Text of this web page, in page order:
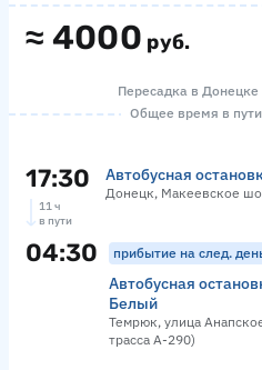
≈ 4000 руб.
Пересадка в Донецке
Общее время в
17:30 Автобусная
Донецк, Макеевское
11 ч
в пути
04:30 прибытие на след.
Автобусная
Белый
Темрюк, улица
трасса А-290)